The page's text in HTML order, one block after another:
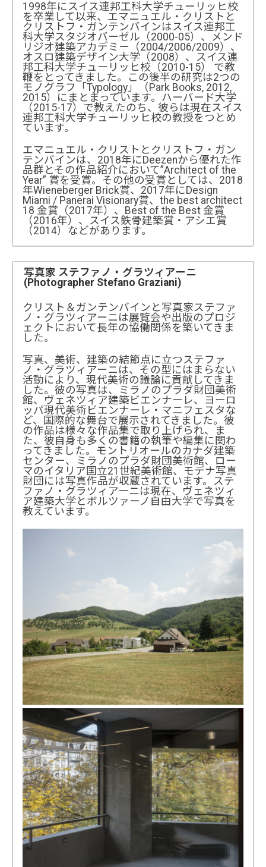
1998年にスイス連邦工科大学チューリッヒ校
を卒業して以来、エマニュエル・クリストと
クリストフ・ガンテンバインはスイス連邦工
科大学スタジオバーゼル（2000-05）、メンド
リジオ建築アカデミー（2004/2006/2009）、
オスロ建築デザイン大学（2008）、スイス連
邦工科大学チューリッヒ校（2010-15） で教
鞭をとってきました。この後半の研究は2つの
モノグラフ「Typology」（Park Books, 2012,
2015）にまとまっています。ハーバード大学
（2015-17）で教えたのち、彼らは現在スイス
連邦工科大学チューリッヒ校の教授をつとめ
ています。
エマニュエル・クリストとクリストフ・ガン
テンバインは、2018年にDeezenから優れた作
品群とその作品紹介において”Architect of the
Year” 賞を受賞。その他の受賞としては、2018
年Wieneberger Brick賞、2017年にDesign
Miami / Panerai Visionary賞、the best architect
18 金賞（2017年）、Best of the Best 金賞
（2016年）、スイス鉄骨建築賞・アシエ賞
（2014）などがあります。
写真家 ステファノ・グラツィアーニ
(Photographer Stefano Graziani)
クリスト＆ガンテンバインと写真家ステファ
ノ・グラツィアーニは展覧会や出版のプロジ
ェクトにおいて長年の協働関係を築いてきま
した。
写真、美術、建築の結節点に立つステファ
ノ・グラツィアーニは、その型にはまらない
活動により、現代美術の議論に貢献してきま
した。彼の写真は、ミラノのプラダ財団美術
館、ヴェネツィア建築ビエンナーレ、ヨーロ
ッパ現代美術ビエンナーレ・マニフェスタな
ど、国際的な舞台で展示されてきました。彼
の作品は様々な作品集で取り上げられ、ま
た、彼自身も多くの書籍の執筆や編集に関わ
ってきました。モントリオールのカナダ建築
センター、ミラノのプラダ財団美術館、ロー
マのイタリア国立21世紀美術館、モデナ写真
財団には写真作品が収蔵されています。ステ
ファノ・グラツィアーニは現在、ヴェネツィ
ア建築大学とボルツァーノ自由大学で写真を
教えています。
[写真] List Customer Center, 2015 © Stefano Graziani